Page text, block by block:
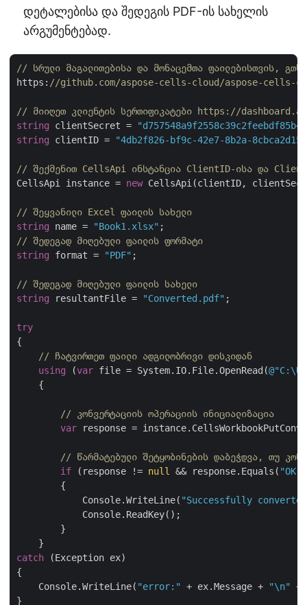
დეტალებისა და შედეგის PDF-ის სახელის
არგუმენტებად.
// სრული მაგალითებისა და მონაცემთა ფაილებისთვის,
https: //github.com/aspose-cells-cloud/aspose-cells-
// მიიღეთ კლიენტის სერთიფიკატები https://
string clientSecret =
string clientID = "4db2f826-bf9c-42e7-8b2a-
// შექმენით CellsApi ინსტანცია ClientID-ისა და
CellsApi instance = new CellsApi(clientID,
// შეყვანილი Excel ფაილის სახელი
string name = "Book1.xlsx"
// შედეგად მიღებული ფაილის ფორმატი
string format = "PDF" ;
// შედეგად მიღებული ფაილის სახელი
string resultantFile = "Converted.pdf" ;
try
{
// ჩატვირთეთ ფაილი ადგილობრივი დისკიდან
using (var file = System.IO.File.OpenRead(
    {
// კონვერტაციის ოპერაციის ინიციალიზაცია
var response =
// წარმატებული შეტყობინების დაბეჭდვა, თუ
if (response != null && response.Equals( "OK"
        {
            Console.WriteLine(
"Successfully
            Console.ReadKey();
        }
catch (Exception ex)
{
    Console.WriteLine(
"error:" + ex.Message + "\n"
+